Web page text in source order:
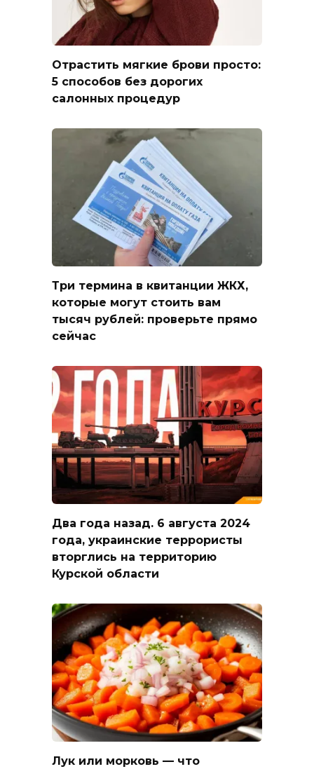
Отрастить мягкие брови просто:
5 способов без дорогих
салонных процедур
Три термина в квитанции ЖКХ,
которые могут стоить вам
тысяч рублей: проверьте прямо
сейчас
Два года назад. 6 августа 2024
года, украинские террористы
вторглись на территорию
Курской области
Лук или морковь — что